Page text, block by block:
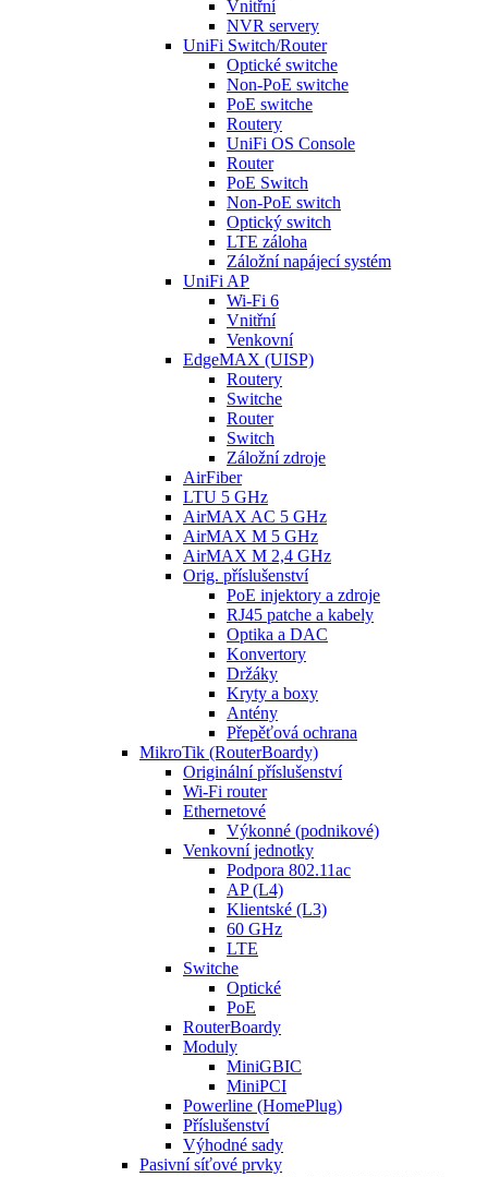
Vnitřní
NVR servery
UniFi Switch/Router
Optické switche
Non-PoE switche
PoE switche
Routery
UniFi OS Console
Router
PoE Switch
Non-PoE switch
Optický switch
LTE záloha
Záložní napájecí systém
UniFi AP
Wi-Fi 6
Vnitřní
Venkovní
EdgeMAX (UISP)
Routery
Switche
Router
Switch
Záložní zdroje
AirFiber
LTU 5 GHz
AirMAX AC 5 GHz
AirMAX M 5 GHz
AirMAX M 2,4 GHz
Orig. příslušenství
PoE injektory a zdroje
RJ45 patche a kabely
Optika a DAC
Konvertory
Držáky
Kryty a boxy
Antény
Přepěťová ochrana
MikroTik (RouterBoardy)
Originální příslušenství
Wi-Fi router
Ethernetové
Výkonné (podnikové)
Venkovní jednotky
Podpora 802.11ac
AP (L4)
Klientské (L3)
60 GHz
LTE
Switche
Optické
PoE
RouterBoardy
Moduly
MiniGBIC
MiniPCI
Powerline (HomePlug)
Příslušenství
Výhodné sady
Pasivní síťové prvky